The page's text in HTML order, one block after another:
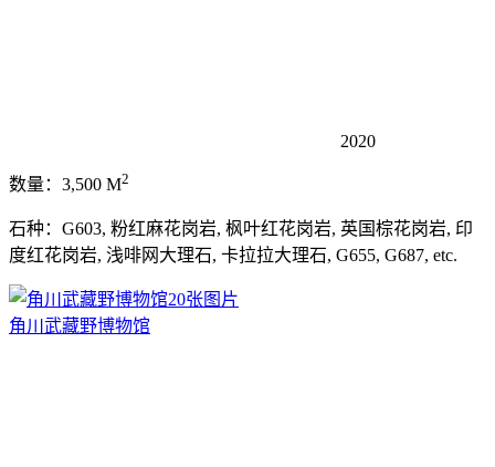
2020
数量：3,500 M2
石种：G603, 粉红麻花岗岩, 枫叶红花岗岩, 英国棕花岗岩, 印
度红花岗岩, 浅啡网大理石, 卡拉拉大理石, G655, G687, etc.
20张图片
角川武藏野博物馆